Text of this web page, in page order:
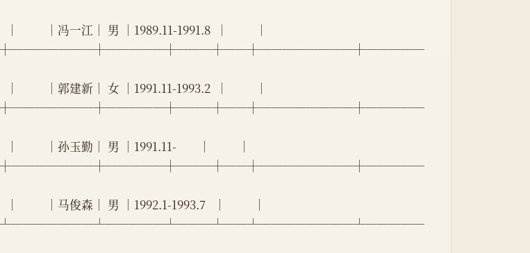
│          │冯一江│ 男 │1989.11-1991.8  │          │
│          │郭建新│ 女 │1991.11-1993.2  │          │
│          │孙玉勤│ 男 │1991.11-        │          │
│          │马俊森│ 男 │1992.1-1993.7   │          │